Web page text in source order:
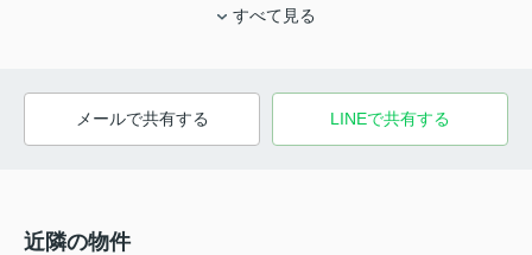
すべて見る
メールで共有する LINEで共有する
近隣の物件